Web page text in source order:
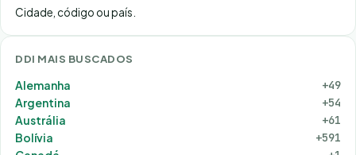
Cidade, código ou país.
DDI MAIS BUSCADOS
Alemanha
+49
Argentina
+54
Austrália
+61
Bolívia
+591